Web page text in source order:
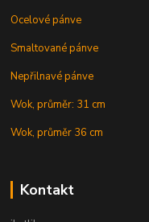
Ocelové pánve
Smaltované pánve
Nepřilnavé pánve
Wok, průměr: 31 cm
Wok, průměr 36 cm
Kontakt